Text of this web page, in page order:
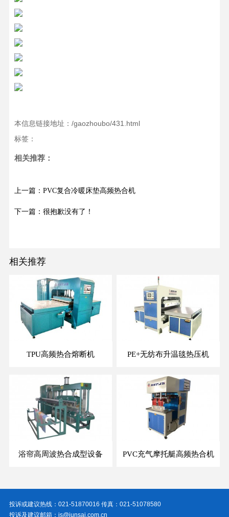
本信息链接地址：/gaozhoubo/431.html
标签：
相关推荐：
上一篇：PVC复合冷暖床垫高频热合机
下一篇：很抱歉没有了！
相关推荐
TPU高频热合熔断机 PE+无纺布升温毯热压机
浴帘高周波热合成型设备 PVC充气摩托艇高频热合机
投诉或建议热线：021-51870016 传真：021-51078580
投诉及建议邮箱：js@junsai.com.cn